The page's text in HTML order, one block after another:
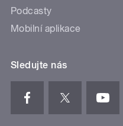
Podcasty
Mobilní aplikace
Sledujte nás